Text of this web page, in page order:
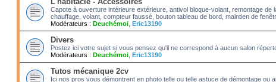
Capote à ouverture intérieure extérieure, antivol bloque-volant, remontage
chauffage, volant, compteur faussé, bouton tableau de bord, maintien de
Modérateurs : Deuchémoi, Eric13190
Divers
Postez ici votre sujet si vous pensez qu'il ne correspond à aucun salon
Modérateurs : Deuchémoi, Eric13190
Tutos mécanique 2cv
Ici nos pros vous démontrent en photo telle ou telle astuce de démontage ou